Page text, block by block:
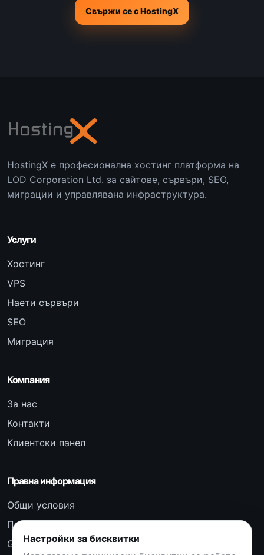
Свържи се с HostingX
HostingX е професионална хостинг платформа на
LOD Corporation Ltd. за сайтове, сървъри, SEO,
миграции и управлявана инфраструктура.
Услуги
Хостинг
VPS
Наети сървъри
SEO
Миграция
Компания
За нас
Контакти
Клиентски панел
Правна информация
Общи условия
Поверителност
GDPRНастройки за бисквитки